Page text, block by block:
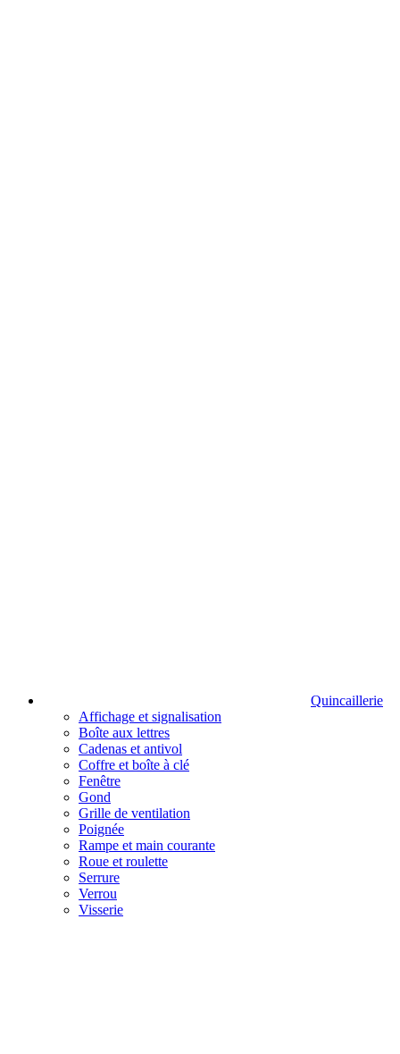
Quincaillerie
Affichage et signalisation
Boîte aux lettres
Cadenas et antivol
Coffre et boîte à clé
Fenêtre
Gond
Grille de ventilation
Poignée
Rampe et main courante
Roue et roulette
Serrure
Verrou
Visserie